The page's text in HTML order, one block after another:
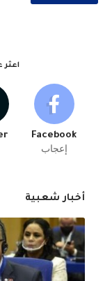
اعثر
Facebook
إعجاب
أخبار شعبية